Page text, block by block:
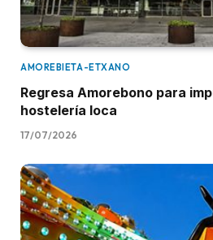
AMOREBIETA-ETXANO
Regresa Amorebono para
hostelería loca
17/07/2026